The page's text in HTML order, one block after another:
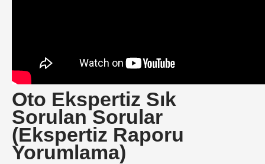
Oto Ekspertiz Sık
Sorulan Sorular
(Ekspertiz Raporu
Yorumlama)